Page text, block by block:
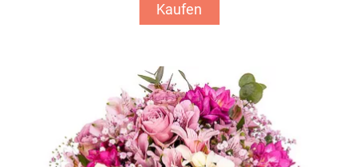
Kaufen